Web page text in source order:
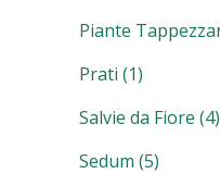
Piante
Prati (1)
Salvie da Fiore (4)
Sedum (5)